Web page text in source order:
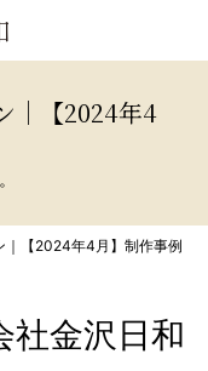
｜【2024年4
【2024年4月】制作事例
社金沢日和